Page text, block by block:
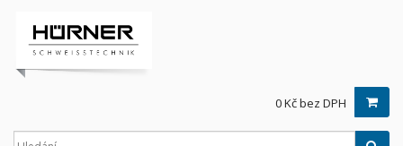
0 Kč bez DPH